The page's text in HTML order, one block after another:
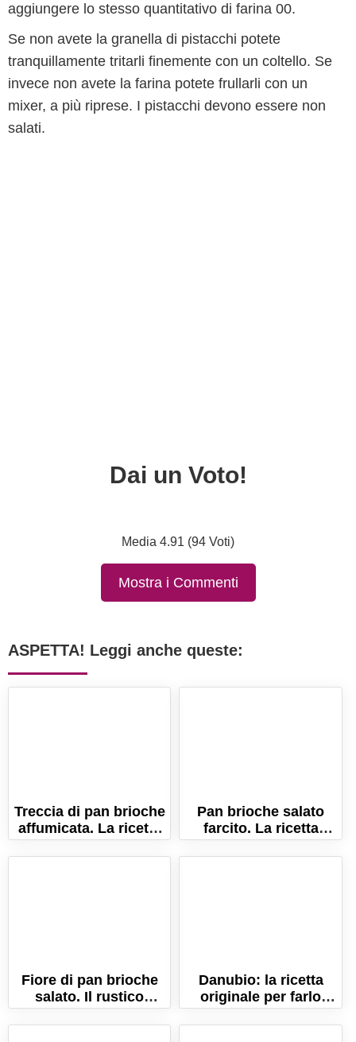
aggiungere lo stesso quantitativo di farina 00.
Se non avete la granella di pistacchi potete
tranquillamente tritarli finemente con un coltello. Se
invece non avete la farina potete frullarli con un
mixer, a più riprese. I pistacchi devono essere non
salati.
Dai un Voto!
Media 4.91 (94 Voti)
Mostra i Commenti
ASPETTA! Leggi anche queste:
Treccia di pan brioche
affumicata. La ricetta
della treccia salata
morbidissima!
Pan brioche salato
farcito. La ricetta
semplice per farlo
sofficissimo!
Fiore di pan brioche
salato. Il rustico
lievitato buono e
scenografico!
Danubio: la ricetta
originale per farlo
morbidissimo!